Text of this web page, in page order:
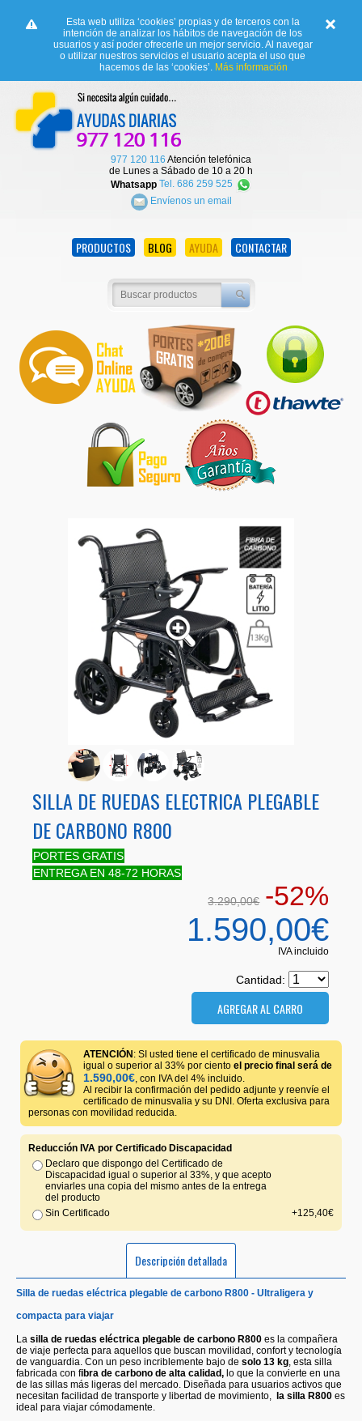
Esta web utiliza ‘cookies’ propias y de terceros con la
intención de analizar los hábitos de navegación de los
usuarios y así poder ofrecerle un mejor servicio. Al navegar
o utilizar nuestros servicios el usuario acepta el uso que
hacemos de las ‘cookies’. Más información
977 120 116 Atención telefónica
de Lunes a Sábado de 10 a 20 h
Whatsapp Tel. 686 259 525
Envíenos un email
PRODUCTOS BLOG AYUDA CONTACTAR
SILLA DE RUEDAS ELECTRICA PLEGABLE
DE CARBONO R800
PORTES GRATIS
ENTREGA EN 48-72 HORAS
3.290,00€ -52%
1.590,00€
IVA incluido
Cantidad:
ATENCIÓN : SI usted tiene el certificado de minusvalia
igual o superior al 33% por ciento el precio final será de
1.590,00€, con IVA del 4% incluido.
Al recibir la confirmación del pedido adjunte y reenvíe el
certificado de minusvalia y su DNI. Oferta exclusiva para
personas con movilidad reducida.
Reducción IVA por Certificado Discapacidad
Declaro que dispongo del Certificado de
Discapacidad igual o superior al 33%, y que acepto
enviarles una copia del mismo antes de la entrega
del producto
Sin Certificado
+125,40€
Descripción detallada
Silla de ruedas eléctrica plegable de carbono R800 - Ultraligera y
compacta para viajar
La silla de ruedas eléctrica plegable de carbono R800 es la compañera
de viaje perfecta para aquellos que buscan movilidad, confort y tecnología
de vanguardia. Con un peso incriblemente bajo de solo 13 kg, esta silla
fabricada con fibra de carbono de alta calidad, lo que la convierte en una
de las sillas más ligeras del mercado. Diseñada para usuarios activos que
necesitan facilidad de transporte y libertad de movimiento,
la silla R800 es
ideal para viajar cómodamente.